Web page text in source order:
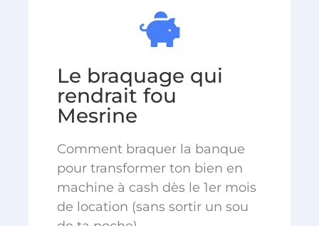
Le braquage qui
rendrait fou
Mesrine
Comment braquer la banque
pour transformer ton bien en
machine à cash dès le 1er mois
de location (sans sortir un sou